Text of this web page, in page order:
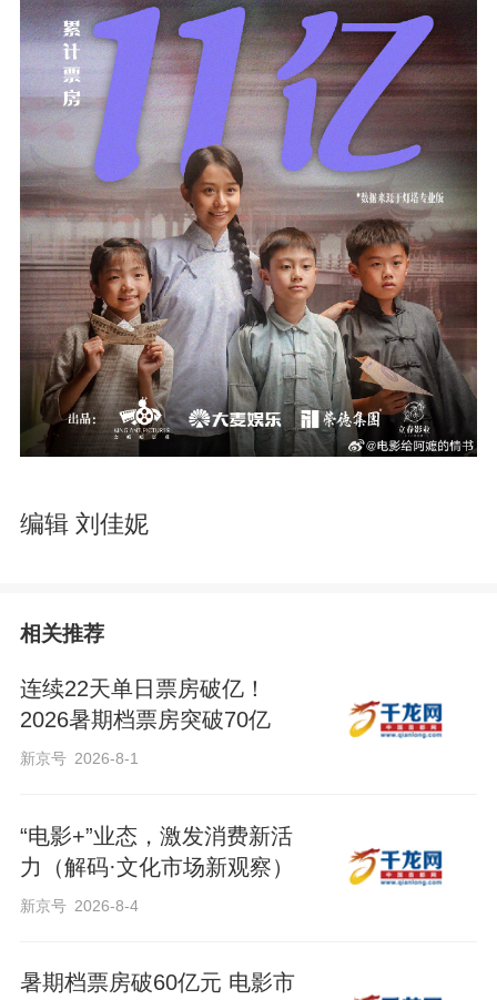
编辑 刘佳妮
相关推荐
连续22天单日票房破亿！
2026暑期档票房突破70亿
新京号 2026-8-1
“电影+”业态，激发消费新活
力（解码·文化市场新观察）
新京号 2026-8-4
暑期档票房破60亿元 电影市